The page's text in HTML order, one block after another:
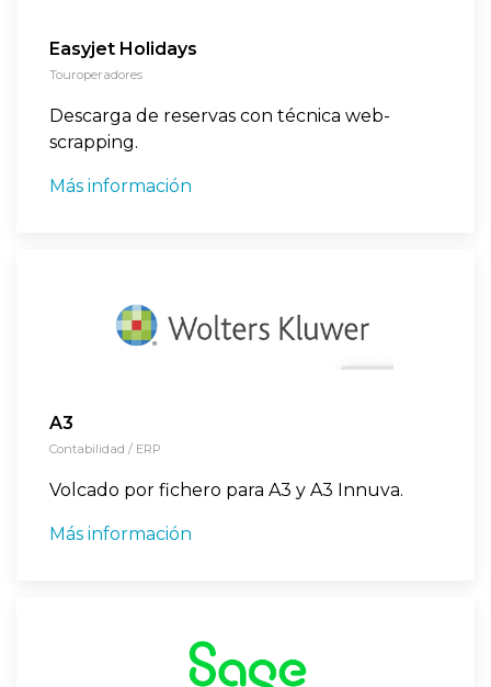
Easyjet Holidays
Touroperadores
Descarga de reservas con técnica web-
scrapping.
Más información
A3
Contabilidad / ERP
Volcado por fichero para A3 y A3 Innuva.
Más información